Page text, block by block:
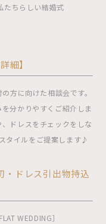
たちらしい結婚式
細】
方に向けた相談会です。
分かりやすくご紹介しま
ドレスをチェックをしな
タイルをご提案します♪
・ドレス引出物持込
WEDDING］